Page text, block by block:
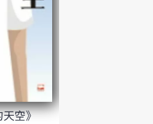
天空》